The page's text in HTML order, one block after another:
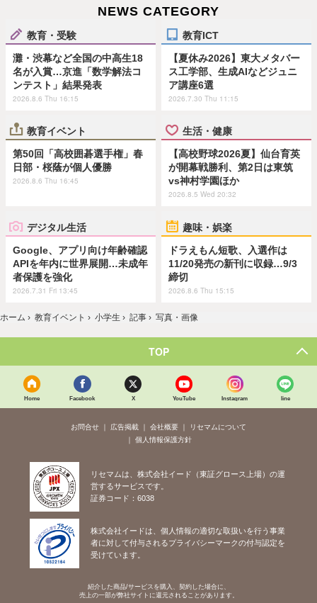
NEWS CATEGORY
教育・受験
灘・渋幕など全国の中高生18
名が入賞…京進「数学解法コ
ンテスト」結果発表
2026.8.6 Thu 16:15
教育ICT
【夏休み2026】東大メタバー
ス工学部、生成AIなどジュニ
ア講座6選
2026.7.30 Thu 11:15
教育イベント
第50回「高校囲碁選手権」春
日部・桜蔭が個人優勝
2026.8.6 Thu 16:45
生活・健康
【高校野球2026夏】仙台育英
が開幕戦勝利、第2日は東筑
vs神村学園ほか
2026.8.5 Wed 20:32
デジタル生活
Google、アプリ向け年齢確認
APIを年内に世界展開…未成年
者保護を強化
2026.7.31 Fri 13:45
趣味・娯楽
ドラえもん短歌、入選作は
11/20発売の新刊に収録…9/3
締切
2026.8.6 Thu 15:15
ホーム › 教育イベント › 小学生 › 記事 › 写真・画像
TOP
Home Facebook X YouTube Instagram line
お問合せ 広告掲載 会社概要
リセマムについて
個人情報保護方針
リセマムは、株式会社イード（東証グロース上場）の運
営するサービスです。
証券コード：6038
株式会社イードは、個人情報の適切な取扱いを行う事業
者に対して付与されるプライバシーマークの付与認定を
受けています。
紹介した商品/サービスを購入、契約した場合に、
売上の一部が弊社サイトに還元されることがあります。